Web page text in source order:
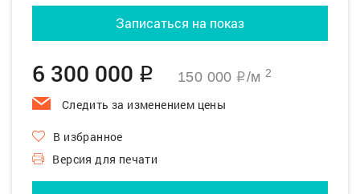
Записаться на показ
6 300 000 q 150 000 q/м 2
Следить за изменением цены
В избранное
Версия для печати